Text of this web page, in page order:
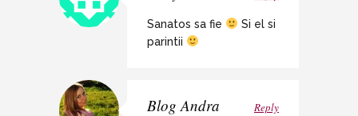
Sanatos sa fie
Si el si
parintii
Blog Andra
Reply